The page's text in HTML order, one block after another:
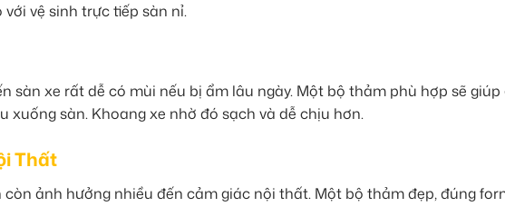
vệ sinh trực tiếp sàn nỉ.
sàn xe rất dễ có mùi nếu bị ẩm lâu ngày. Một bộ thảm phù hợp sẽ giúp
xuống sàn. Khoang xe nhờ đó sạch và dễ chịu hơn.
Thất
ảnh hưởng nhiều đến cảm giác nội thất. Một bộ thảm đẹp, đúng